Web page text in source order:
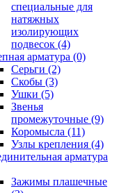
специальные для
натяжных
изолирующих
подвесок (4)
арматура (0)
Серьги (2)
Скобы (3)
Ушки (5)
Звенья
промежуточные (9)
Коромысла (11)
Узлы крепления (4)
арматура
Зажимы плашечные